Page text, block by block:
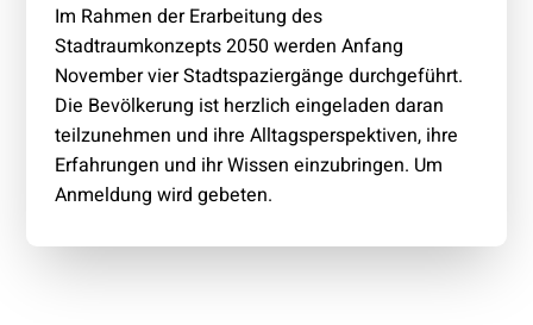
Im Rahmen der Erarbeitung des
Stadtraumkonzepts 2050 werden Anfang
November vier Stadtspaziergänge durchgeführt.
Die Bevölkerung ist herzlich eingeladen daran
teilzunehmen und ihre Alltagsperspektiven, ihre
Erfahrungen und ihr Wissen einzubringen. Um
Anmeldung wird gebeten.